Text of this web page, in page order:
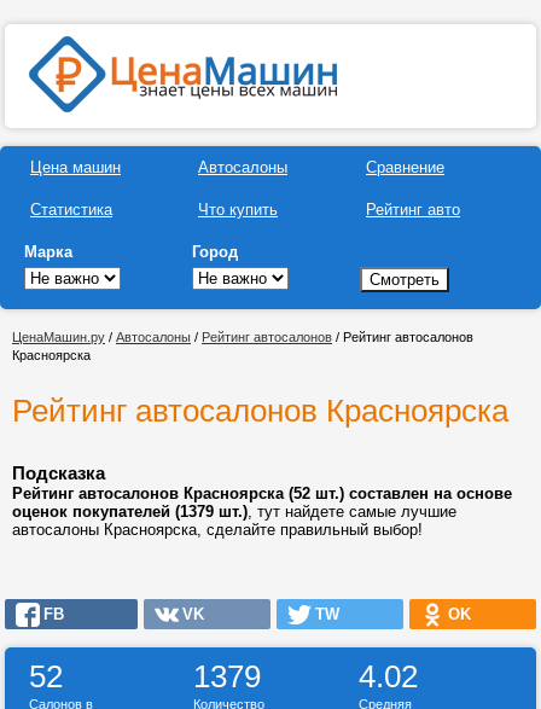
Цена машин
Статистика
Автосалоны
Что купить
Сравнение
Рейтинг авто
Марка Город
ЦенаМашин.ру / Автосалоны / Рейтинг автосалонов / Рейтинг автосалонов
Красноярска
Рейтинг автосалонов Красноярска
Подсказка
Рейтинг автосалонов Красноярска (52 шт.) составлен на основе
оценок покупателей (1379 шт.), тут найдете самые лучшие
автосалоны Красноярска, сделайте правильный выбор!
FB VK TW OK
52 1379 4.02
Салонов в
Количество
Средняя